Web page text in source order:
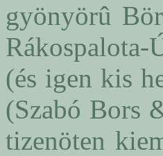
gyönyörû
Rákospalota-
(és igen kis
(Szabó Bors
tizenöten